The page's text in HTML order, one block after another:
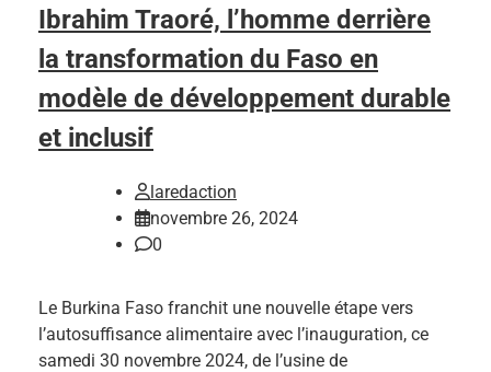
Ibrahim Traoré, l’homme derrière
la transformation du Faso en
modèle de développement durable
et inclusif
laredaction
novembre 26, 2024
0
Le Burkina Faso franchit une nouvelle étape vers
l’autosuffisance alimentaire avec l’inauguration, ce
samedi 30 novembre 2024, de l’usine de